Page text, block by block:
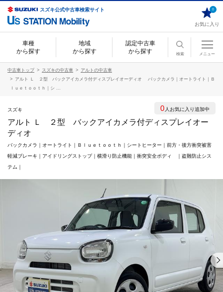
スズキ公式中古車検索サイト
お気に入り
0
車種
から探す
地域
から探す
認定中古車
から探す
検索 メニュー
中古車トップ スズキの中古車
アルトの中古車
アルト Ｌ ２型 バックアイカメラ付ディスプレイオーディオ バックカメラ｜オートライト｜Ｂ
ｌｕｅｔｏｏｔｈ｜シ ...
スズキ
アルト Ｌ ２型 バックアイカメラ付ディスプレイオー
ディオ
バックカメラ｜オートライト｜Ｂｌｕｅｔｏｏｔｈ｜シートヒーター｜前方・後方衝突被害
軽減ブレーキ｜アイドリングストップ｜横滑り防止機能｜衝突安全ボディ ｜盗難防止シス
テム｜
0 人お気に入り追加中